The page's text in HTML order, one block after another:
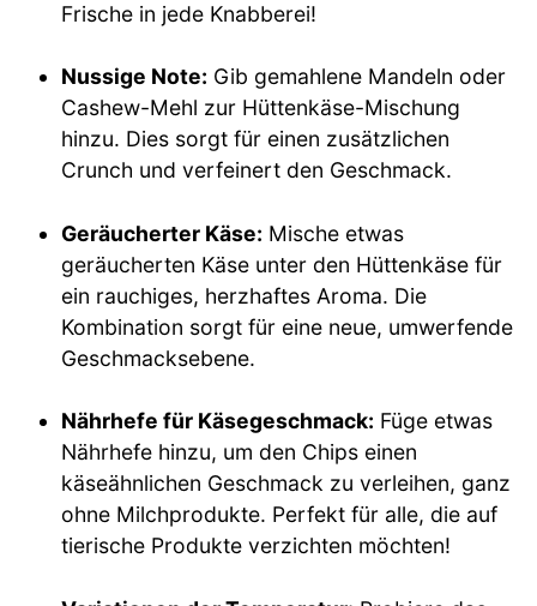
Frische in jede Knabberei!
Nussige Note: Gib gemahlene Mandeln oder
Cashew-Mehl zur Hüttenkäse-Mischung
hinzu. Dies sorgt für einen zusätzlichen
Crunch und verfeinert den Geschmack.
Geräucherter Käse: Mische etwas
geräucherten Käse unter den Hüttenkäse für
ein rauchiges, herzhaftes Aroma. Die
Kombination sorgt für eine neue, umwerfende
Geschmacksebene.
Nährhefe für Käsegeschmack: Füge etwas
Nährhefe hinzu, um den Chips einen
käseähnlichen Geschmack zu verleihen, ganz
ohne Milchprodukte. Perfekt für alle, die auf
tierische Produkte verzichten möchten!